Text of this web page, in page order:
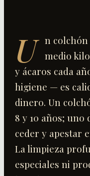
U
n
medio
y ácaros cada
higiene — es
dinero. Un
8 y 10 años; uno
ceder y apestar
La limpieza
especiales ni